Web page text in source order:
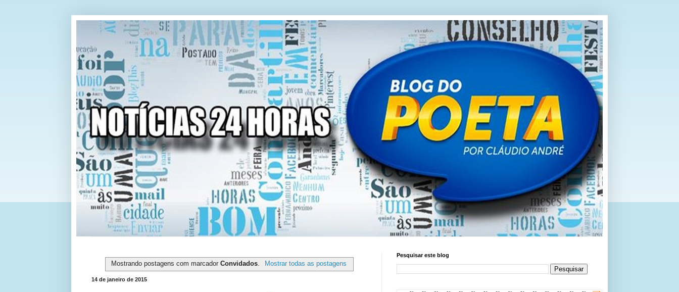
Mostrando postagens com marcadorConvidados Mostrar todas as postagens
14 de janeiro de 2015
Pesquisar este blog